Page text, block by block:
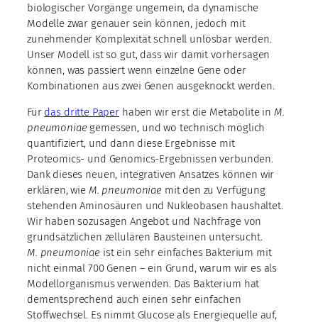
biologischer Vorgänge ungemein, da dynamische
Modelle zwar genauer sein können, jedoch mit
zunehmender Komplexität schnell unlösbar werden.
Unser Modell ist so gut, dass wir damit vorhersagen
können, was passiert wenn einzelne Gene oder
Kombinationen aus zwei Genen ausgeknockt werden.
Für das dritte Paper haben wir erst die Metabolite in M.
pneumoniaegemessen, und wo technisch möglich
quantifiziert, und dann diese Ergebnisse mit
Proteomics- und Genomics-Ergebnissen verbunden.
Dank dieses neuen, integrativen Ansatzes können wir
erklären, wie M. pneumoniaemit den zu Verfügung
stehenden Aminosäuren und Nukleobasen haushaltet.
Wir haben sozusagen Angebot und Nachfrage von
grundsätzlichen zellulären Bausteinen untersucht.
M. pneumoniae ist ein sehr einfaches Bakterium mit
nicht einmal 700 Genen – ein Grund, warum wir es als
Modellorganismus verwenden. Das Bakterium hat
dementsprechend auch einen sehr einfachen
Stoffwechsel. Es nimmt Glucose als Energiequelle auf,